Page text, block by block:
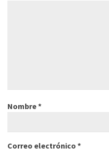
Nombre*
Correo electrónico *